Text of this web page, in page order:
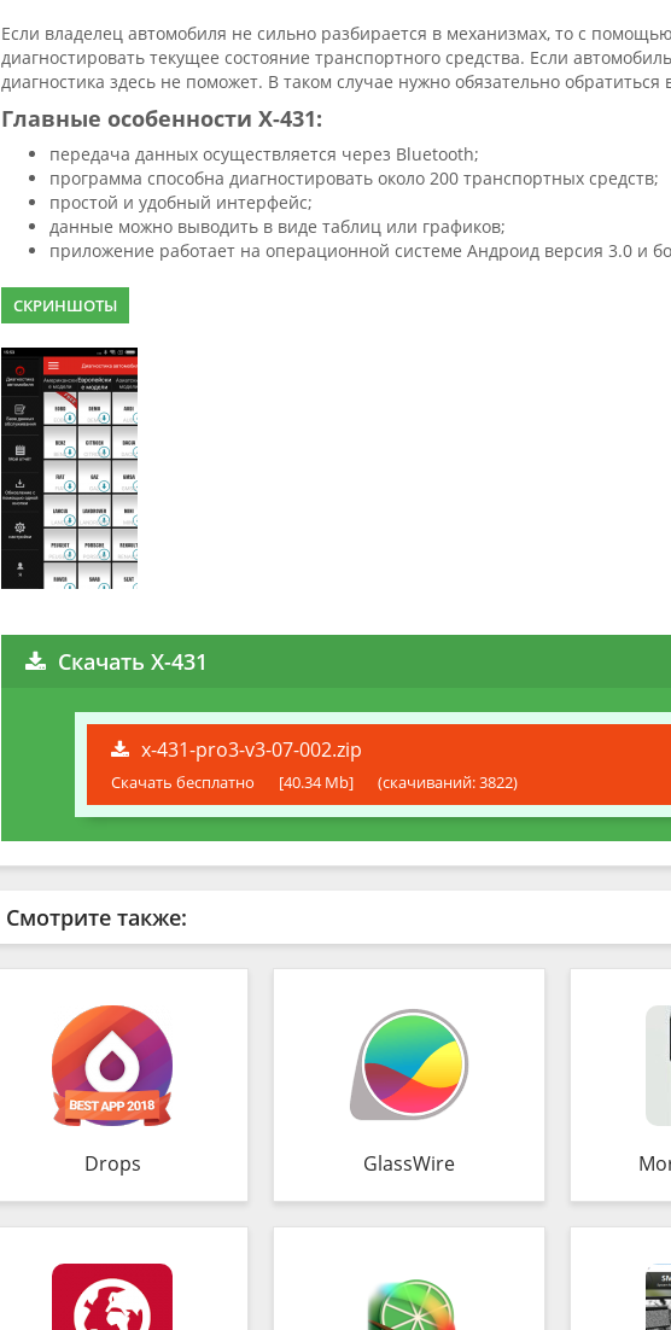
Если владелец автомобиля не сильно разбирается в механизмах, то с
диагностировать текущее состояние транспортного средства. Если
диагностика здесь не поможет. В таком случае нужно обязательно
Главные особенности X-431:
передача данных осуществляется через Bluetooth;
программа способна диагностировать около 200 транспортных средств;
простой и удобный интерфейс;
данные можно выводить в виде таблиц или графиков;
приложение работает на операционной системе Андроид версия 3.0 и
СКРИНШОТЫ
Скачать X-431
x-431-pro3-v3-07-002.zip
Скачать бесплатно [40.34 Mb] (cкачиваний: 3822)
Смотрите также:
Drops GlassWire